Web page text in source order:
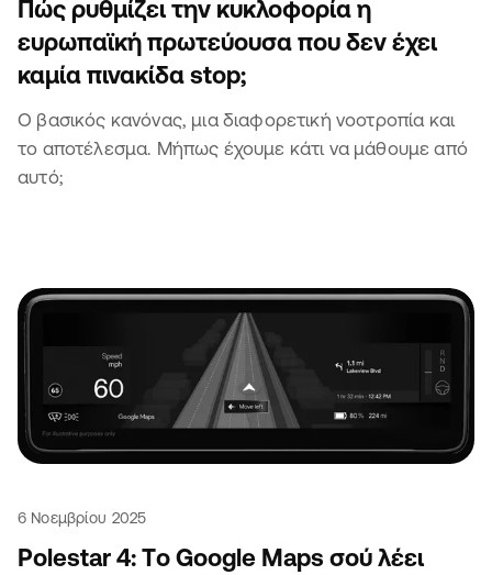
Πώς ρυθμίζει την κυκλοφορία η
ευρωπαϊκή πρωτεύουσα που δεν έχει
καμία πινακίδα stop;
Ο βασικός κανόνας, μια διαφορετική νοοτροπία και
το αποτέλεσμα. Μήπως έχουμε κάτι να μάθουμε από
αυτό;
6 Νοεμβρίου 2025
Polestar 4: Tο Google Maps σού λέει